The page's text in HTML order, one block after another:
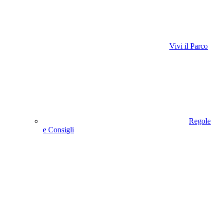
Vivi il Parco
Regole
e Consigli